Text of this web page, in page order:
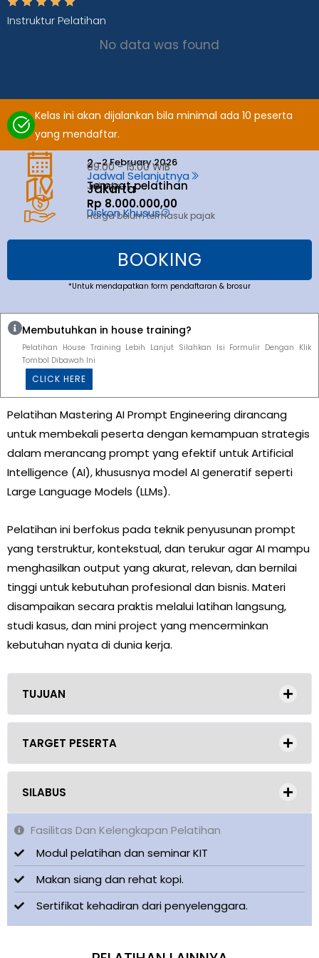
Instruktur Pelatihan
No data was found
Kelas ini akan dijalankan bila minimal ada 10 peserta
yang mendaftar.
2 -2 February 2026
09.00 - 15.00 WIB
Jadwal Selanjutnya
Tempat pelatihan
Jakarta
Jakarta
Rp 8.000.000,00
Diskon Khusus
Harga belum termasuk pajak
BOOKING
*Untuk mendapatkan form pendaftaran & brosur
Membutuhkan in house training?
Pelatihan House Training Lebih Lanjut Silahkan Isi Formulir Dengan Klik
Tombol Dibawah Ini
CLICK HERE
Pelatihan Mastering AI Prompt Engineering dirancang
untuk membekali peserta dengan kemampuan strategis
dalam merancang prompt yang efektif untuk Artificial
Intelligence (AI), khususnya model AI generatif seperti
Large Language Models (LLMs).
Pelatihan ini berfokus pada teknik penyusunan prompt
yang terstruktur, kontekstual, dan terukur agar AI mampu
menghasilkan output yang akurat, relevan, dan bernilai
tinggi untuk kebutuhan profesional dan bisnis. Materi
disampaikan secara praktis melalui latihan langsung,
studi kasus, dan mini project yang mencerminkan
kebutuhan nyata di dunia kerja.
TUJUAN
TARGET PESERTA
SILABUS
Fasilitas Dan Kelengkapan Pelatihan
Modul pelatihan dan seminar KIT
Makan siang dan rehat kopi.
Sertifikat kehadiran dari penyelenggara.